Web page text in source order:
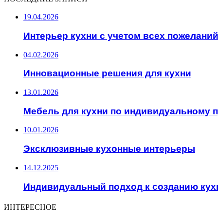
19.04.2026
Интерьер кухни с учетом всех пожеланий
04.02.2026
Инновационные решения для кухни
13.01.2026
Мебель для кухни по индивидуальному
10.01.2026
Эксклюзивные кухонные интерьеры
14.12.2025
Индивидуальный подход к созданию
ИНТЕРЕСНОЕ